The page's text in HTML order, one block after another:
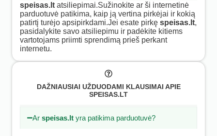
speisas.lt atsiliepimai.Sužinokite ar ši internetinė
parduotuvė patikima, kaip ją vertina pirkėjai ir kokią
patirtį turėjo apsipirkdami.Jei esate pirkę speisas.lt,
pasidalykite savo atsiliepimu ir padėkite kitiems
vartotojams priimti sprendimą prieš perkant
internetu.
DAŽNIAUSIAI UŽDUODAMI KLAUSIMAI APIE
SPEISAS.LT
Arspeisas.lt yra patikima parduotuvė?